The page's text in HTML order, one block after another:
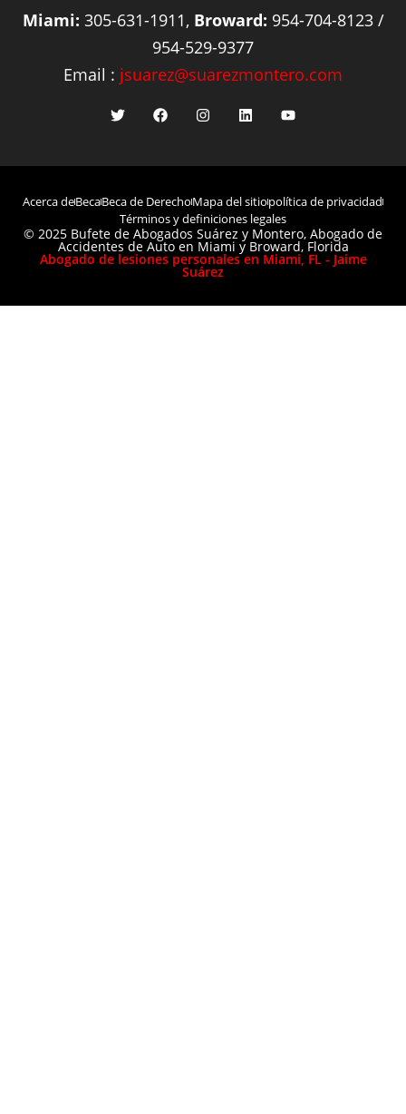
Miami: 305-631-1911, Broward: 954-704-8123 /
954-529-9377
Email : jsuarez@suarezmontero.com
Acerca deBecaBeca de DerechoMapa del sitiopolítica de privacidad
Términos y definiciones legales
© 2025 Bufete de Abogados Suárez y Montero, Abogado de
Accidentes de Auto en Miami y Broward, Florida
Abogado de lesiones personales en Miami, FL - Jaime
Suárez